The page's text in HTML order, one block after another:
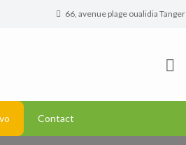
66, avenue plage oualidia
Contact